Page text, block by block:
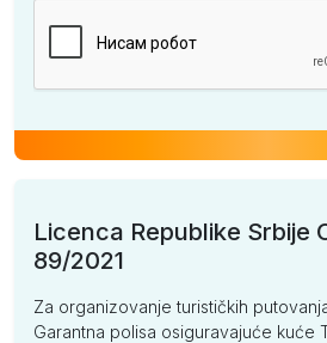
Licenca Republike Srbije
89/2021
Za organizovanje turističkih
Garantna polisa osiguravajuće kuće